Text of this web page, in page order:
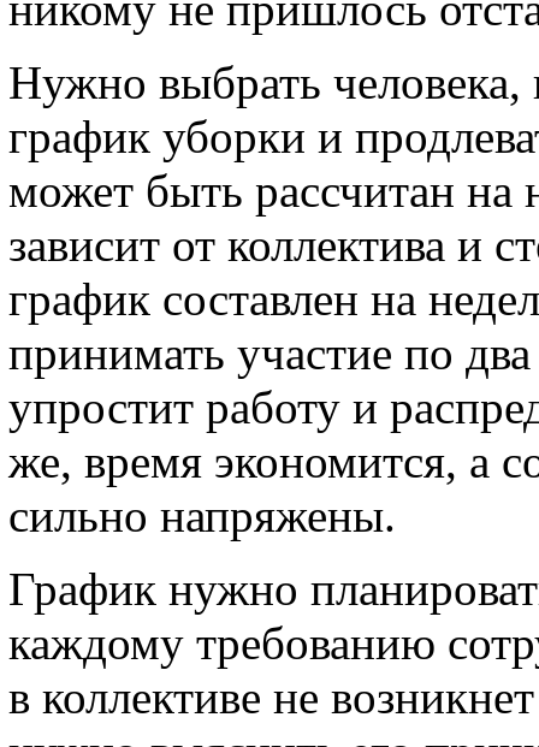
Нужно выбрать человека,
график уборки и
может быть рассчитан на
зависит от коллектива и
график составлен на
принимать участие по
упростит работу и
же, время экономится, а
сильно напряжены.
График нужно
каждому требованию
в коллективе не